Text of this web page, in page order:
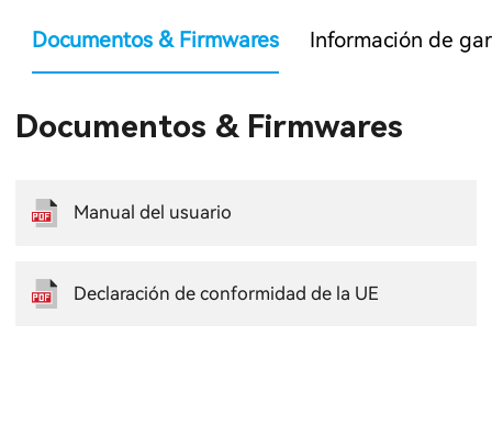
Documentos & Firmwares Información de
Documentos & Firmwares
Manual del usuario
Declaración de conformidad de la UE